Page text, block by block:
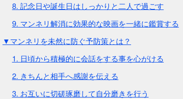
8. 記念日や誕生日はしっかりと二人で過ごす
9. マンネリ解消に効果的な映画を一緒に鑑賞する
▼マンネリを未然に防ぐ予防策とは？
1. 日頃から積極的に会話をする事を心がける
2. きちんと相手へ感謝を伝える
3. お互いに切磋琢磨して自分磨きを行う